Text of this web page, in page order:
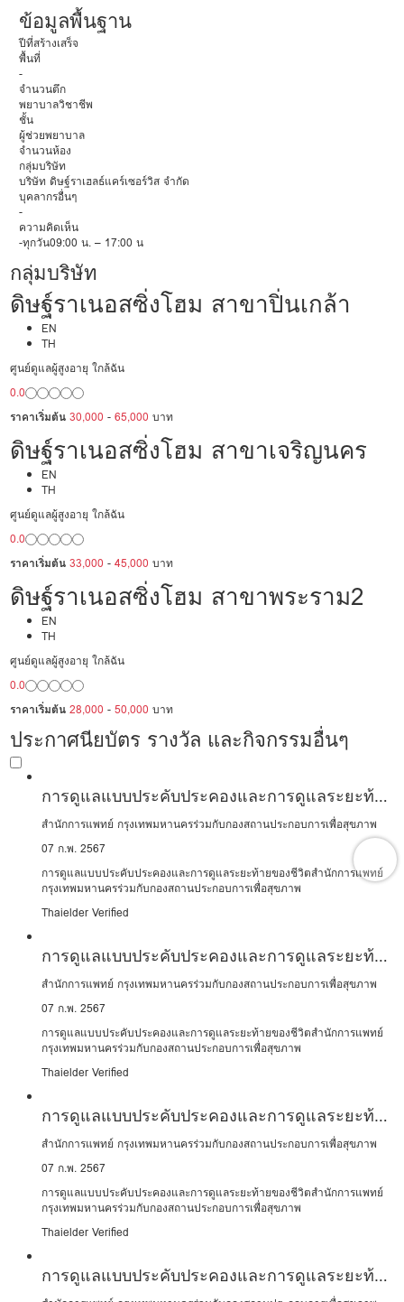
ข้อมูลพื้นฐาน
ปีที่สร้างเสร็จ
พื้นที่
-
จำนวนตึก
พยาบาลวิชาชีพ
ชั้น
ผู้ช่วยพยาบาล
จำนวนห้อง
กลุ่มบริษัท
บริษัท ดิษฐ์ราเฮลธ์แคร์เซอร์วิส จำกัด
บุคลากรอื่นๆ
-
ความคิดเห็น
-ทุกวัน09:00 น. – 17:00 น
กลุ่มบริษัท
ดิษฐ์ราเนอสซิ่งโฮม สาขาปิ่นเกล้า
EN
TH
ศูนย์ดูแลผู้สูงอายุ ใกล้ฉัน
0.0
ราคาเริ่มต้น 30,000 -65,000 บาท
ดิษฐ์ราเนอสซิ่งโฮม สาขาเจริญนคร
EN
TH
ศูนย์ดูแลผู้สูงอายุ ใกล้ฉัน
0.0
ราคาเริ่มต้น 33,000 -45,000 บาท
ดิษฐ์ราเนอสซิ่งโฮม สาขาพระราม2
EN
TH
ศูนย์ดูแลผู้สูงอายุ ใกล้ฉัน
0.0
ราคาเริ่มต้น 28,000 -50,000 บาท
ประกาศนียบัตร รางวัล และกิจกรรมอื่นๆ
การดูแลแบบประคับประคองและการดูแลระยะท้าย
ของชีวิต
สำนักการแพทย์ กรุงเทพมหานครร่วมกับกองสถานประกอบการเพื่อสุขภาพ
07 ก.พ. 2567
การดูแลแบบประคับประคองและการดูแลระยะท้ายของชีวิตสำนักการแพทย์
กรุงเทพมหานครร่วมกับกองสถานประกอบการเพื่อสุขภาพ
Thaielder Verified
การดูแลแบบประคับประคองและการดูแลระยะท้าย
ของชีวิต
สำนักการแพทย์ กรุงเทพมหานครร่วมกับกองสถานประกอบการเพื่อสุขภาพ
07 ก.พ. 2567
การดูแลแบบประคับประคองและการดูแลระยะท้ายของชีวิตสำนักการแพทย์
กรุงเทพมหานครร่วมกับกองสถานประกอบการเพื่อสุขภาพ
Thaielder Verified
การดูแลแบบประคับประคองและการดูแลระยะท้าย
ของชีวิต
สำนักการแพทย์ กรุงเทพมหานครร่วมกับกองสถานประกอบการเพื่อสุขภาพ
07 ก.พ. 2567
การดูแลแบบประคับประคองและการดูแลระยะท้ายของชีวิตสำนักการแพทย์
กรุงเทพมหานครร่วมกับกองสถานประกอบการเพื่อสุขภาพ
Thaielder Verified
การดูแลแบบประคับประคองและการดูแลระยะท้าย